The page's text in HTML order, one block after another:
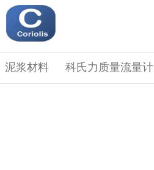
泥浆材料 科氏力质量流量计